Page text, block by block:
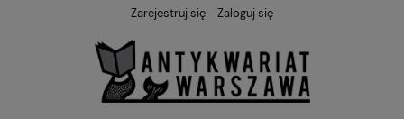
Zarejestruj się Zaloguj się